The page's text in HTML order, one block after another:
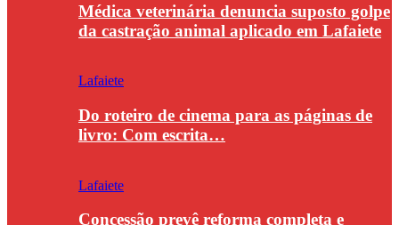
Médica veterinária denuncia suposto golpe
da castração animal aplicado em Lafaiete
Lafaiete
Do roteiro de cinema para as páginas de
livro: Com escrita…
Lafaiete
Concessão prevê reforma completa e